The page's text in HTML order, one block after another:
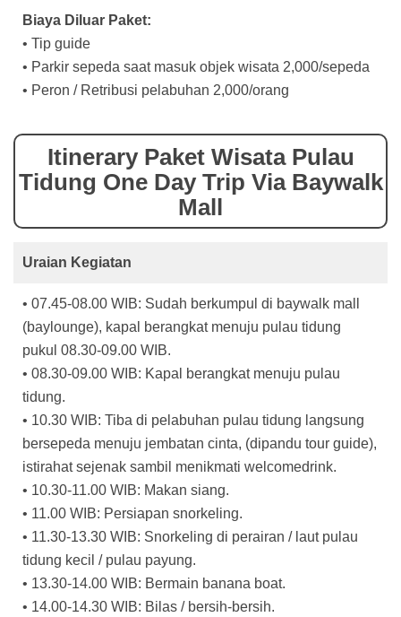
Biaya Diluar Paket:
• Tip guide
• Parkir sepeda saat masuk objek wisata 2,000/sepeda
• Peron / Retribusi pelabuhan 2,000/orang
Itinerary Paket Wisata Pulau
Tidung One Day Trip Via Baywalk
Mall
Uraian Kegiatan
• 07.45-08.00 WIB: Sudah berkumpul di baywalk mall
(baylounge), kapal berangkat menuju pulau tidung
pukul 08.30-09.00 WIB.
• 08.30-09.00 WIB: Kapal berangkat menuju pulau
tidung.
• 10.30 WIB: Tiba di pelabuhan pulau tidung langsung
bersepeda menuju jembatan cinta, (dipandu tour guide),
istirahat sejenak sambil menikmati welcomedrink.
• 10.30-11.00 WIB: Makan siang.
• 11.00 WIB: Persiapan snorkeling.
• 11.30-13.30 WIB: Snorkeling di perairan / laut pulau
tidung kecil / pulau payung.
• 13.30-14.00 WIB: Bermain banana boat.
• 14.00-14.30 WIB: Bilas / bersih-bersih.